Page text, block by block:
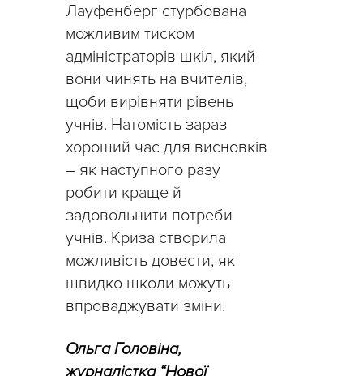
Лауфенберг стурбована
можливим тиском
адміністраторів шкіл, який
вони чинять на вчителів,
щоби вирівняти рівень
учнів. Натомість зараз
хороший час для висновків
– як наступного разу
робити краще й
задовольнити потреби
учнів. Криза створила
можливість довести, як
швидко школи можуть
впроваджувати зміни.
Ольга Головіна,
журналістка “Нової